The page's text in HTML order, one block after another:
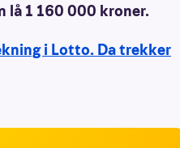
lå 1 160 000 kroner.
i Lotto. Da trekker